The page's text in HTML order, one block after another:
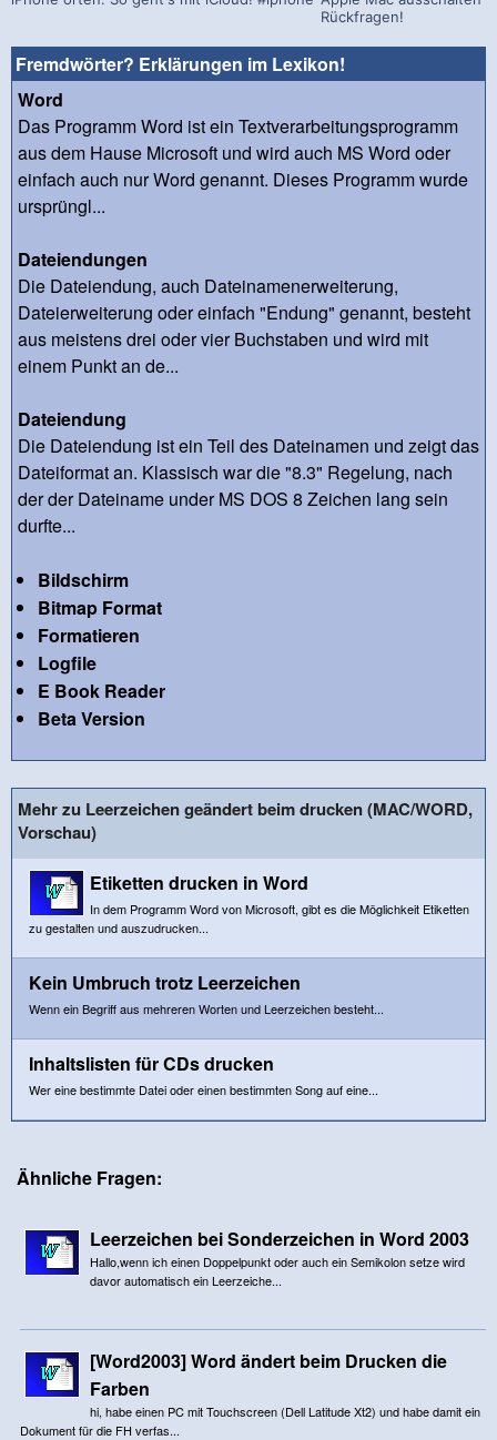
Rückfragen!
Fremdwörter? Erklärungen im Lexikon!
Word
Das Programm Word ist ein Textverarbeitungsprogramm
aus dem Hause Microsoft und wird auch MS Word oder
einfach auch nur Word genannt. Dieses Programm wurde
ursprüngl...
Dateiendungen
Die Dateiendung, auch Dateinamenerweiterung,
Dateierweiterung oder einfach "Endung" genannt, besteht
aus meistens drei oder vier Buchstaben und wird mit
einem Punkt an de...
Dateiendung
Die Dateiendung ist ein Teil des Dateinamen und zeigt das
Dateiformat an. Klassisch war die "8.3" Regelung, nach
der der Dateiname under MS DOS 8 Zeichen lang sein
durfte...
Bildschirm
Bitmap Format
Formatieren
Logfile
E Book Reader
Beta Version
Mehr zu Leerzeichen geändert beim drucken (MAC/WORD,
Vorschau)
Etiketten drucken in Word
In dem Programm Word von Microsoft, gibt es die Möglichkeit Etiketten
zu gestalten und auszudrucken...
Kein Umbruch trotz Leerzeichen
Wenn ein Begriff aus mehreren Worten und Leerzeichen besteht...
Inhaltslisten für CDs drucken
Wer eine bestimmte Datei oder einen bestimmten Song auf eine...
Ähnliche Fragen:
Leerzeichen bei Sonderzeichen in Word 2003
Hallo,wenn ich einen Doppelpunkt oder auch ein Semikolon setze wird
davor automatisch ein Leerzeiche...
[Word2003] Word ändert beim Drucken die
Farben
hi, habe einen PC mit Touchscreen (Dell Latitude Xt2) und habe damit ein
Dokument für die FH verfas...